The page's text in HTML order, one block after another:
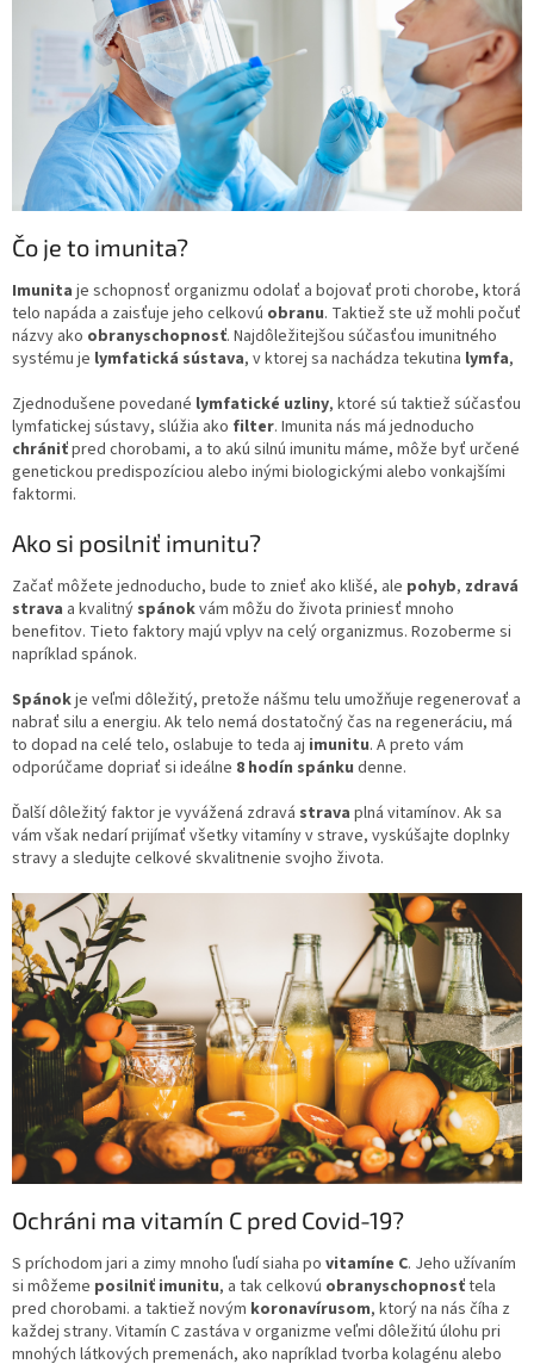
Čo je to imunita?
Imunita je schopnosť organizmu odolať a bojovať proti chorobe, ktorá
telo napáda a zaisťuje jeho celkovú obranu. Taktiež ste už mohli počuť
názvy ako obranyschopnosť. Najdôležitejšou súčasťou imunitného
systému je lymfatická sústava, v ktorej sa nachádza tekutina lymfa,
Zjednodušene povedané lymfatické uzliny, ktoré sú taktiež súčasťou
lymfatickej sústavy, slúžia ako filter. Imunita nás má jednoducho
chrániťpred chorobami, a to akú silnú imunitu máme, môže byť určené
genetickou predispozíciou alebo inými biologickými alebo vonkajšími
faktormi.
Ako si posilniť imunitu?
Začať môžete jednoducho, bude to znieť ako klišé, ale pohyb, zdravá
strava a kvalitný spánokvám môžu do života priniesť mnoho
benefitov. Tieto faktory majú vplyv na celý organizmus. Rozoberme si
napríklad spánok.
Spánokje veľmi dôležitý, pretože nášmu telu umožňuje regenerovať a
nabrať silu a energiu. Ak telo nemá dostatočný čas na regeneráciu, má
to dopad na celé telo, oslabuje to teda aj imunitu. A preto vám
odporúčame dopriať si ideálne 8 hodín spánku denne.
Ďalší dôležitý faktor je vyvážená zdravá strava plná vitamínov. Ak sa
vám však nedarí prijímať všetky vitamíny v strave, vyskúšajte doplnky
stravy a sledujte celkové skvalitnenie svojho života.
Ochráni ma vitamín C pred Covid-19?
S príchodom jari a zimy mnoho ľudí siaha po vitamíne C. Jeho užívaním
si môžeme posilniť imunitu, a tak celkovú obranyschopnosťtela
pred chorobami. a taktiež novým koronavírusom, ktorý na nás číha z
každej strany. Vitamín C zastáva v organizme veľmi dôležitú úlohu pri
mnohých látkových premenách, ako napríklad tvorba kolagénu alebo